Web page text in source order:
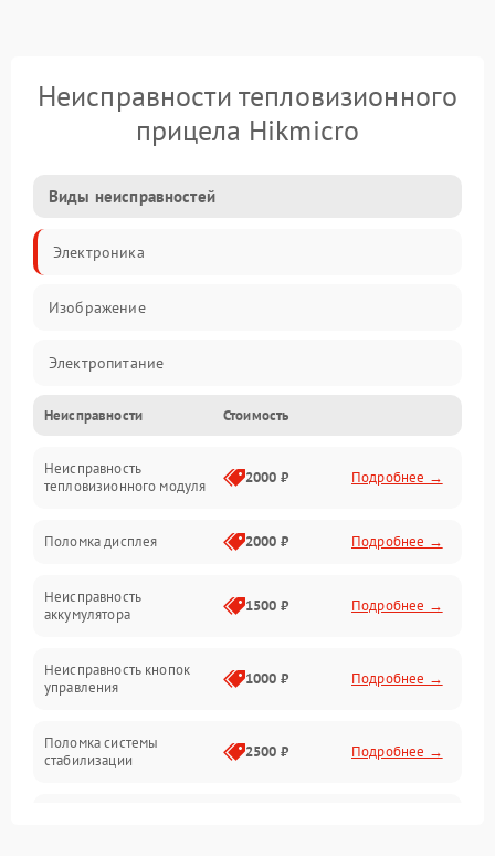
Неисправности тепловизионного
прицела Hikmicro
Виды неисправностей
Электроника
Изображение
Электропитание
Измерения
Матрица
Неисправности Стоимость
Неисправность
тепловизионного модуля
2000 ₽ Подробнее →
Поломка дисплея 2000 ₽ Подробнее →
Неисправность
аккумулятора
1500 ₽ Подробнее →
Неисправность кнопок
управления
1000 ₽ Подробнее →
Поломка системы
стабилизации
2500 ₽ Подробнее →